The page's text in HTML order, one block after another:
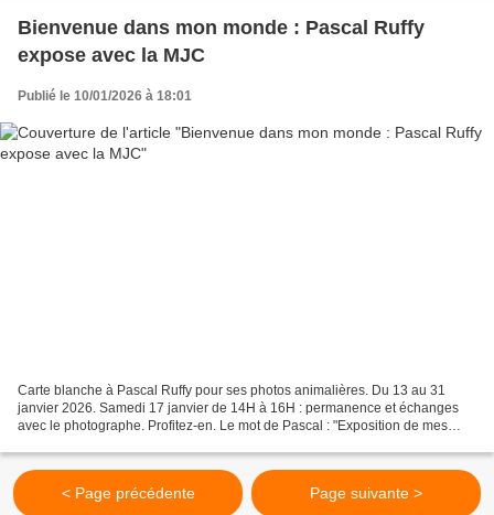
Bienvenue dans mon monde : Pascal Ruffy
expose avec la MJC
Publié le 10/01/2026 à 18:01
Carte blanche à Pascal Ruffy pour ses photos animalières. Du 13 au 31
janvier 2026. Samedi 17 janvier de 14H à 16H : permanence et échanges
avec le photographe. Profitez-en. Le mot de Pascal : "Exposition de mes
< Page précédente Page suivante >